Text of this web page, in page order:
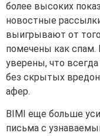
более высоких
новостные
выигрывают от
помечены как
уверены, что
без скрытых
афер.
BIMI еще больше
письма с